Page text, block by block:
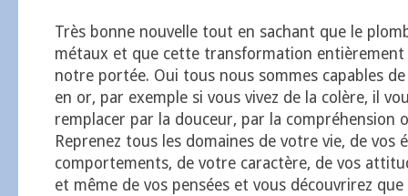
Très bonne nouvelle tout en sachant que le
métaux et que cette transformation entièrement
notre portée. Oui tous nous sommes capables
en or, par exemple si vous vivez de la colère, il
remplacer par la douceur, par la compréhension
Reprenez tous les domaines de votre vie, de vos
comportements, de votre caractère, de vos
et même de vos pensées et vous découvrirez